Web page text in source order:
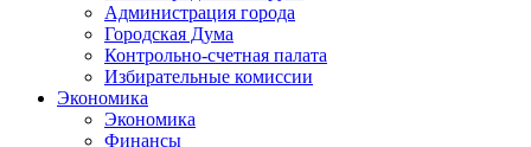
Администрация города
Городская Дума
Контрольно-счетная палата
Избирательные комиссии
Экономика
Экономика
Финансы